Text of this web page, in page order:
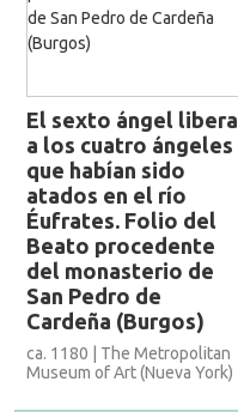
El sexto ángel libera
a los cuatro ángeles
que habían sido
atados en el río
Éufrates. Folio del
Beato procedente
del monasterio de
San Pedro de
Cardeña (Burgos)
ca. 1180 | The Metropolitan
Museum of Art (Nueva York)